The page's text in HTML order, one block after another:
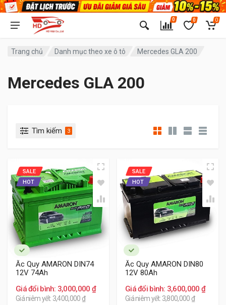
0 0 0
Trang chủ Danh mục theo xe ô tô Mercedes GLA 200
Mercedes GLA 200
Tìm kiếm 3
SALE
HOT
Ắc Quy AMARON DIN74
12V 74Ah
Giá đổi bình: 3,000,000 ₫
Giá niêm yết: 3,400,000 ₫
SALE
HOT
Ắc Quy AMARON DIN80
12V 80Ah
Giá đổi bình: 3,600,000 ₫
Giá niêm yết: 3,800,000 ₫